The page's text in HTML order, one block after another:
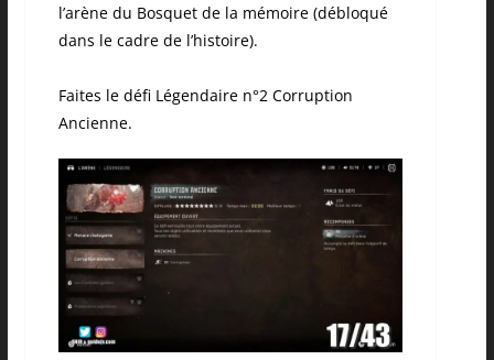
l’arène du Bosquet de la mémoire (débloqué
dans le cadre de l’histoire).
Faites le défi Légendaire n°2 Corruption
Ancienne.